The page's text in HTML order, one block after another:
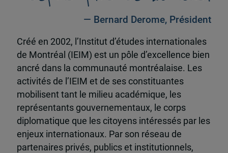
— Bernard Derome, Président
Créé en 2002, l’Institut d’études internationales
de Montréal (IEIM) est un pôle d’excellence bien
ancré dans la communauté montréalaise. Les
activités de l’IEIM et de ses constituantes
mobilisent tant le milieu académique, les
représentants gouvernementaux, le corps
diplomatique que les citoyens intéressés par les
enjeux internationaux. Par son réseau de
partenaires privés, publics et institutionnels,